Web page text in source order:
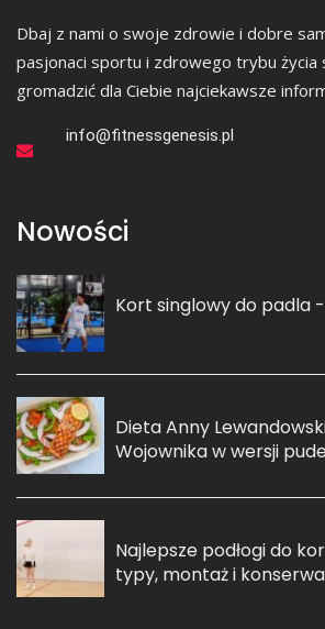
Dbaj z nami o swoje zdrowie i dobre
pasjonaci sportu i zdrowego trybu życia
gromadzić dla Ciebie najciekawsze
info@fitnessgenesis.pl
Nowości
Kort singlowy do padla
Dieta Anny
Wojownika w wersji
Najlepsze podłogi do
typy, montaż i